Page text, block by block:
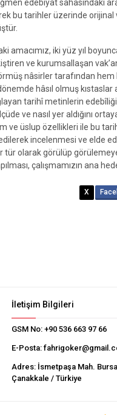
edebiyat sahasındaki
bu tarihler üzerinde orijinal
amacımız, iki yüz yıl
ve kurumsallaşan
nâsirler tarafından
hâsıl olmuş
tarihî metinlerin
ve nasıl yer aldığını
ve üslup özellikleri ile bu
incelenmesi ve elde
tür olarak görülüp
çalışmamızın ana
X
İletişim Bilgileri
GSM No: +90 536 663 97 66
E-Posta:
Adres: İsmetpaşa Mah.
Çanakkale / Türkiye